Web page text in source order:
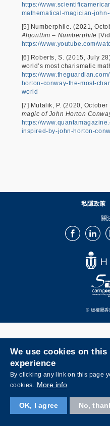
https://
mathematical-magician-
[5] Numberphile. (2021,
Algorithm – Numberphile
https://www.youtube.com/
[6] Roberts, S. (2015, July
world’s most charismatic
https://
horton-conway-the-most-
world
[7] Mutalik, P. (2020,
magic of John Horton
https://
inspired-by-john-horton-
私隱政策
關
Facebook
© 版權屬香
We use cookies on
experience
By clicking any link on this page
cookies. More info
OK, I agree No,